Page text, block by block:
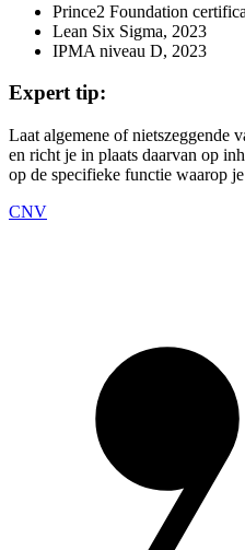
Prince2 Foundation
Lean Six Sigma, 2023
IPMA niveau D, 2023
Expert tip:
Laat algemene of nietszeggende
en richt je in plaats daarvan op
op de specifieke functie waarop
CNV